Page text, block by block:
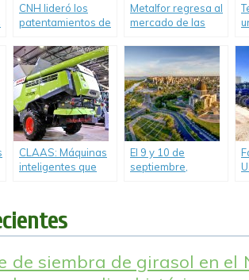
CNH lideró los
patentamientos de
2020.
Metalfor regresa al
mercado de las
Presentó el modelo
2635, con motor de
350/370 HP y
sistema de trilla
axial.
CLAAS: Máquinas
inteligentes que
El 9 y 10 de
septiembre,
de siembra de girasol en el